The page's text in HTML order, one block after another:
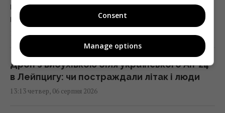
накриє негода та довгоочікуване
похолодання
13:19 четвер, 06 серпня 2026
Дрон з вибухівкою біля українського Ан-24
в Лейпцигу: чи постраждали літак і люди
13:13 четвер, 06 серпня 2026
Consent
Manage options